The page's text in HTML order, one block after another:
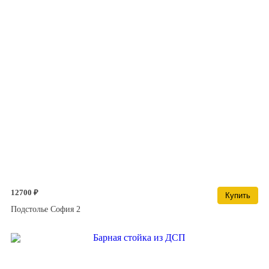
12700 ₽
Купить
Подстолье София 2